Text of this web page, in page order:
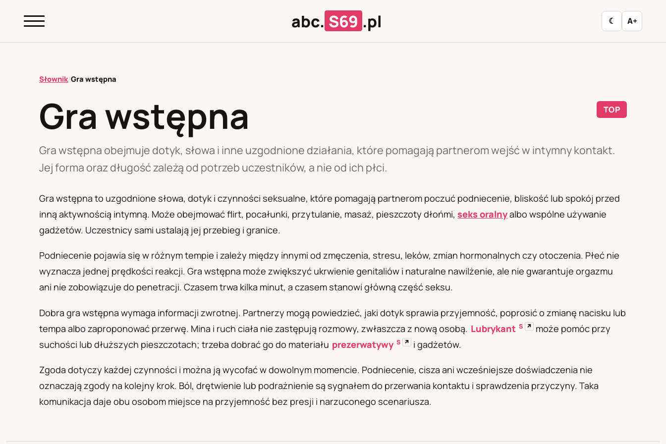
abc. S69 .pl ☾ A+
L M O P R S T
U
Ł
PL
Polski Русский
UA
Українська
Słownik/Gra wstępna
Gra wstępna TOP
Gra wstępna obejmuje dotyk, słowa i inne uzgodnione działania, które pomagają partnerom wejść w intymny kontakt.
Jej forma oraz długość zależą od potrzeb uczestników, a nie od ich płci.
Gra wstępna to uzgodnione słowa, dotyk i czynności seksualne, które pomagają partnerom poczuć podniecenie, bliskość lub spokój przed
inną aktywnością intymną. Może obejmować flirt, pocałunki, przytulanie, masaż, pieszczoty dłońmi, seks oralnyalbo wspólne używanie
gadżetów. Uczestnicy sami ustalają jej przebieg i granice.
Podniecenie pojawia się w różnym tempie i zależy między innymi od zmęczenia, stresu, leków, zmian hormonalnych czy otoczenia. Płeć nie
wyznacza jednej prędkości reakcji. Gra wstępna może zwiększyć ukrwienie genitaliów i naturalne nawilżenie, ale nie gwarantuje orgazmu
ani nie zobowiązuje do penetracji. Czasem trwa kilka minut, a czasem stanowi główną część seksu.
Dobra gra wstępna wymaga informacji zwrotnej. Partnerzy mogą powiedzieć, jaki dotyk sprawia przyjemność, poprosić o zmianę nacisku lub
tempa albo zaproponować przerwę. Mina i ruch ciała nie zastępują rozmowy, zwłaszcza z nową osobą. Lubrykant S ↗ może pomóc przy
suchości lub dłuższych pieszczotach; trzeba dobrać go do materiału prezerwatywy S ↗ i gadżetów.
Zgoda dotyczy każdej czynności i można ją wycofać w dowolnym momencie. Podniecenie, cisza ani wcześniejsze doświadczenia nie
oznaczają zgody na kolejny krok. Ból, drętwienie lub podrażnienie są sygnałem do przerwania kontaktu i sprawdzenia przyczyny. Taka
komunikacja daje obu osobom miejsce na przyjemność bez presji i narzuconego scenariusza.